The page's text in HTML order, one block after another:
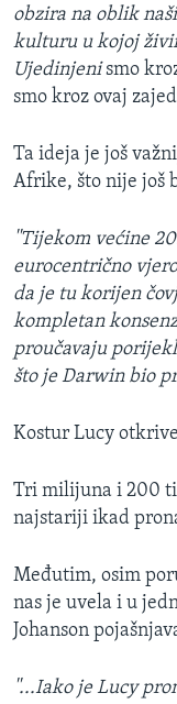
obzira na oblik
kulturu u kojoj
Ujedinjenismo
smo kroz ovaj
Ta ideja je još
Afrike, što nije još
''Tijekom većine
eurocentrično
da je tu korijen
kompletan
proučavaju
što je Darwin bio
Kostur Lucy
Tri milijuna i 200
najstariji ikad
Međutim, osim
nas je uvela i u
Johanson
''...Iako je Lucy